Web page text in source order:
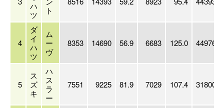
ハ
ツ
ト
4
ダ
イ
ハ
ツ
ム
ー
ヴ
8353 14690 56.9 6683 125.0 44976
5
ス
ズ
キ
ハ
ス
ラ
ー
7551 9225 81.9 7029 107.4 31800